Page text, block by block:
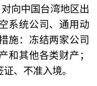
向中国台湾地区出
系统公司、通用动
施：冻结两家公司
和其他各类财产；
、不准入境。